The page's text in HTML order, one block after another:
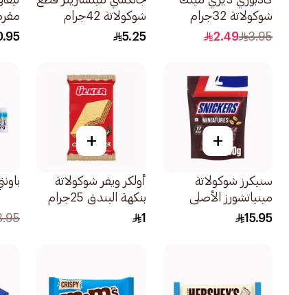
شوكولاتة 32جرام
3.95
2.49
شوكولاتة 42جرام
5.25
+
سنيكرز شوكولاتة
مينياتشورز الأصلي
150جرام
15.95
+
أولكر ويفر شوكولاتة
بنكهة البندق 25جرام
1
باونتي